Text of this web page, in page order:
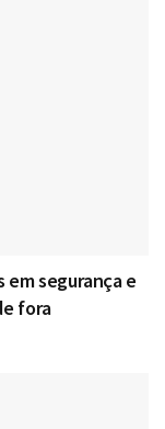
segurança e
fora